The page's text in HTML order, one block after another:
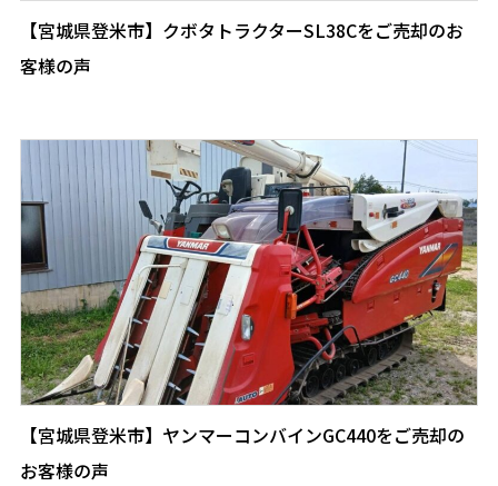
【宮城県登米市】クボタトラクターSL38Cをご売却のお
客様の声
【宮城県登米市】ヤンマーコンバインGC440をご売却の
お客様の声